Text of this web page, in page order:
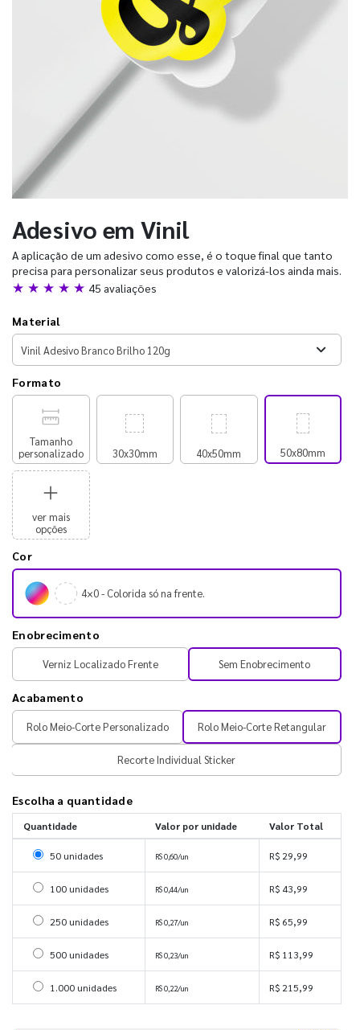
Adesivo em Vinil
A aplicação de um adesivo como esse, é o toque final que tanto
precisa para personalizar seus produtos e valorizá-los ainda mais.
★ ★ ★ ★ ★ 45 avaliações
Material
Formato
Tamanho
personalizado
30x30mm 40x50mm 50x80mm
ver mais
opções
Cor
4×0 - Colorida só na frente.
Enobrecimento
Verniz Localizado Frente Sem Enobrecimento
Acabamento
Rolo Meio-Corte Personalizado Rolo Meio-Corte Retangular
Recorte Individual Sticker
Escolha a quantidade
Quantidade Valor por unidade Valor Total
Selecionar 50 unidades
50 unidades R$ 0,60/un R$ 29,99
Selecionar 100 unidades
100 unidades R$ 0,44/un R$ 43,99
Selecionar 250 unidades
250 unidades R$ 0,27/un R$ 65,99
Selecionar 500 unidades
500 unidades R$ 0,23/un R$ 113,99
Selecionar 1000 unidades
1.000 unidades R$ 0,22/un R$ 215,99